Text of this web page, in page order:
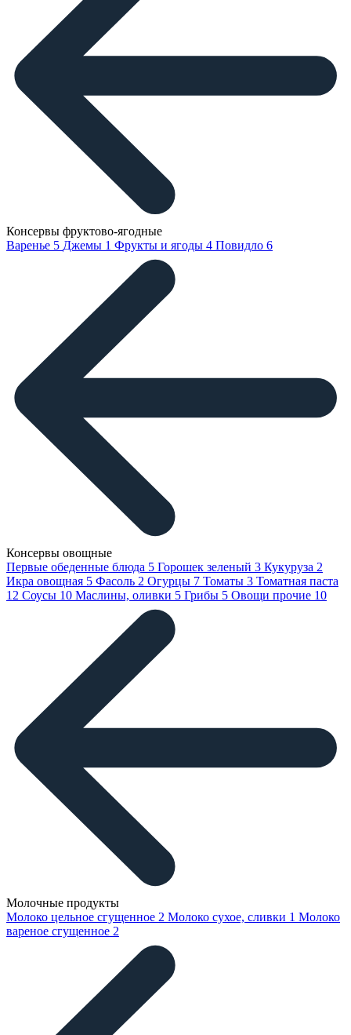
Консервы фруктово-ягодные
Варенье 5 Джемы 1 Фрукты и ягоды 4 Повидло 6
Консервы овощные
Первые обеденные блюда 5 Горошек зеленый 3 Кукуруза 2
Икра овощная 5 Фасоль 2 Огурцы 7 Томаты 3 Томатная паста
12 Соусы 10 Маслины, оливки 5 Грибы 5 Овощи прочие 10
Молочные продукты
Молоко цельное сгущенное 2 Молоко сухое, сливки 1 Молоко
вареное сгущенное 2